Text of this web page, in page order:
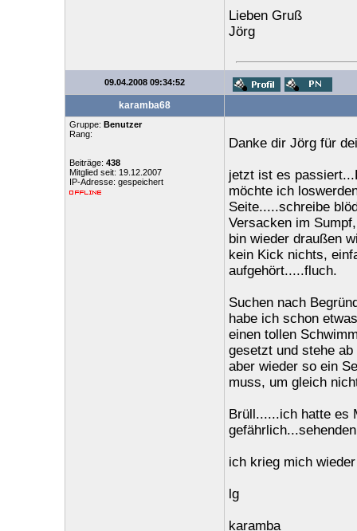
Lieben Gruß
Jörg
09.04.2008 09:34:52
karamba68
Gruppe: Benutzer
Rang:
Beiträge: 438
Mitglied seit: 19.12.2007
IP-Adresse: gespeichert
Danke dir Jörg für
jetzt ist es
möchte ich
Seite.....schreibe
Versacken im
bin wieder draußen
kein Kick nichts,
aufgehört.....fluch.
Suchen nach
habe ich schon
einen tollen
gesetzt und stehe
aber wieder so ein
muss, um gleich
Brüll......ich hatte es
ich krieg mich
lg
karamba